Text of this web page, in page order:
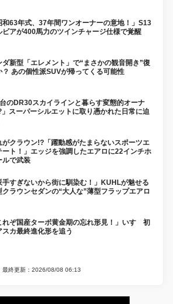
和63年式、37年間ワンオーナーの意地！」S13
ビアが400馬力のツインチャージ仕様で覚醒
ダ新型「エレメント」で“まさかの観音開き”復
？ あの個性派SUVが帰ってくる可能性
台のDR30スカイラインと暮らす変態的オーナ
」スーパーシルエットに取り憑かれた日常に迫
がクラウン!?「躍動感がたまらないスポーツエ
ート！」エッジを強調したエアロに22インチホ
ルで武装
手すぎないから街に馴染む！」KUHLが魅せる
クラウンセダンの“大人な”薄型フラップエアロ
れぞ国産ターボ黄金期の忘れ形見！」いすゞ初
スカ最終進化形を追う
最終更新：2026/08/08 06:13